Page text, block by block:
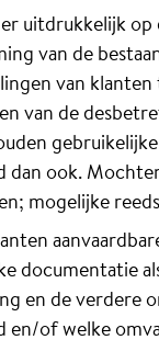
uitdrukkelijk
van de
van
van de
dan ook.
mogelijke
documentatie
en de verdere
en/of welke